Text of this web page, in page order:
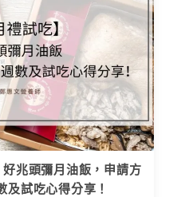
好兆頭彌月油飯，申請方
及試吃心得分享！